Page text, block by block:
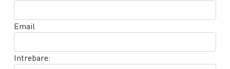
Email
Intrebare: